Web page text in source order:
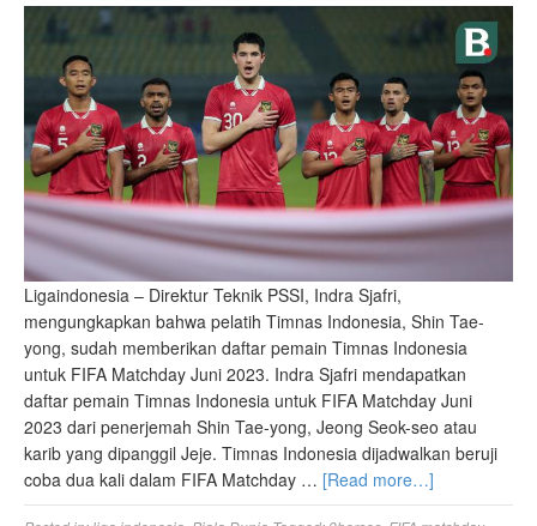
Ligaindonesia – Direktur Teknik PSSI, Indra Sjafri,
mengungkapkan bahwa pelatih Timnas Indonesia, Shin Tae-
yong, sudah memberikan daftar pemain Timnas Indonesia
untuk FIFA Matchday Juni 2023. Indra Sjafri mendapatkan
daftar pemain Timnas Indonesia untuk FIFA Matchday Juni
2023 dari penerjemah Shin Tae-yong, Jeong Seok-seo atau
karib yang dipanggil Jeje. Timnas Indonesia dijadwalkan beruji
coba dua kali dalam FIFA Matchday … [Read more…]